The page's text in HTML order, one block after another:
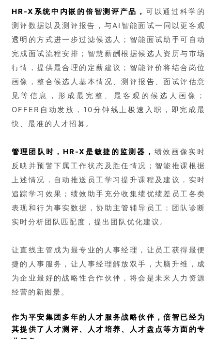
HR-X系统中内嵌的倍智测评产品， 可以通过科学的
测评数据以及测评报告，与AI智能面试一同以更客观
透明的方式进一步过滤候选人；智能面试助手可自动
完成面试流程安排；智慧薪酬根据候选人资历与市场
行情，提供最合理的定薪建议；智能评价将结合岗位
画像，整合候选人基本情况、测评报告、面试评估意
见等信息，形成最完整、最客观的候选人画像；
OFFER自动发放，10分钟线上极速入职，即完成最
快、最准的人才招募。
管理团队时，HR-X是敏捷的监测器， 绩效画像实时
反映并预警下属工作状态及胜任情况；智能推课根据
上述情况，自动推送员工学习提升课程及建议，实时
追踪学习效果；绩效助手充分收集绩优绩差员工各类
表现和行为事实数据，协助主管辅导员工；团队诊断
实时分析团队匹配度，提出团队优化建议。
让直线主管成为最专业的人事经理，让员工获得最便
捷的人事服务，让人事经理解放双手，大脑升维，成
为企业最好的战略性合作伙伴，将会是未来人力资源
经营的新图景。
作为平安集团多年的人才服务战略伙伴，倍智已经为
其提供了人才测评、人才培养、人才盘点等方面的专